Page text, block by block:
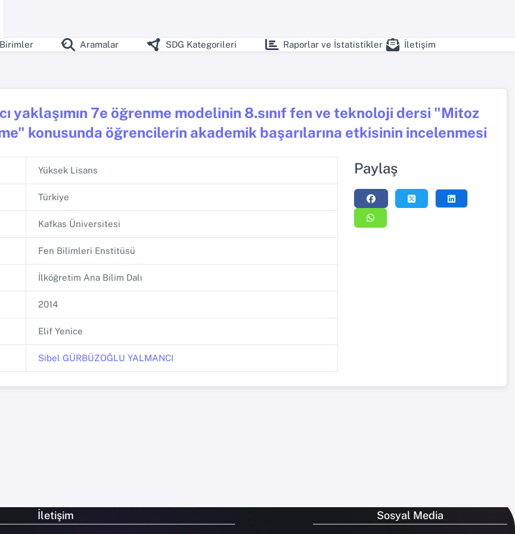
Aramalar SDG Kategorileri Raporlar ve İstatistikler İletişim
yaklaşımın 7e öğrenme modelinin 8.sınıf fen ve teknoloji dersi "Mitoz
konusunda öğrencilerin akademik başarılarına etkisinin incelenmesi
Yüksek Lisans
Türkiye
Kafkas Üniversitesi
Fen Bilimleri Enstitüsü
İlköğretim Ana Bilim Dalı
2014
Elif Yenice
Sibel GÜRBÜZOĞLU YALMANCI
Paylaş
İletişim Sosyal Media